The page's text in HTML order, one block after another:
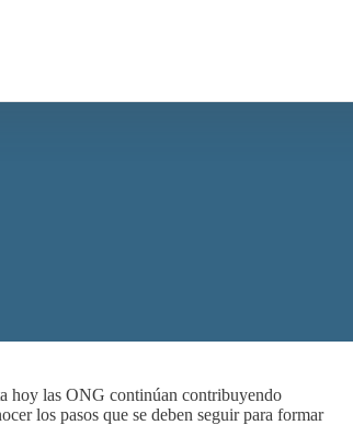
hoy las ONG continúan contribuyendo
los pasos que se deben seguir para formar